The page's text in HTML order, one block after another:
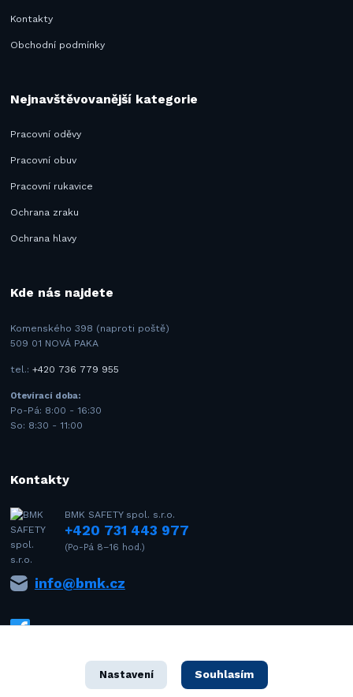
Kontakty
Obchodní podmínky
Nejnavštěvovanější kategorie
Pracovní oděvy
Pracovní obuv
Pracovní rukavice
Ochrana zraku
Ochrana hlavy
Kde nás najdete
Komenského 398 (naproti poště)
509 01 NOVÁ PAKA
tel.:+420 736 779 955
Otevírací doba:
Po-Pá: 8:00 - 16:30
So: 8:30 - 11:00
Kontakty
BMK SAFETY spol. s.r.o.
+420 731 443 977
(Po-Pá 8–16 hod.)
info@bmk.cz
Nastavení Souhlasím